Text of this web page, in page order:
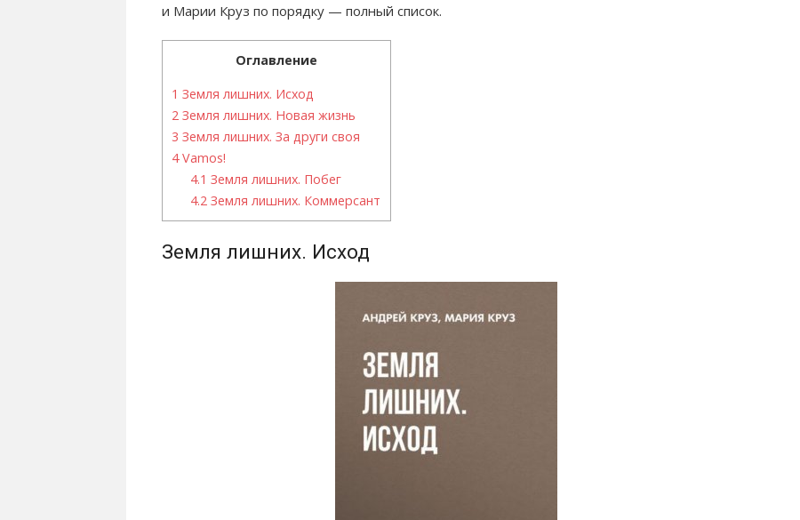
и Марии Круз по порядку — полный список.
Оглавление
1 Земля лишних. Исход
2 Земля лишних. Новая жизнь
3 Земля лишних. За други своя
4Vamos!
4.1 Земля лишних. Побег
4.2 Земля лишних. Коммерсант
Земля лишних. Исход